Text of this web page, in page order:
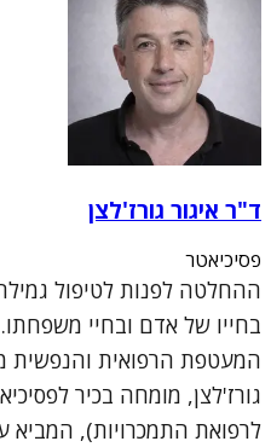
ד"ר איגור גורז'לצן
פסיכיאטר
ההחלטה לפנות לטיפול
בחייו של אדם ובחיי
המעטפת הרפואית והנפשית
גורז'לצן, מומחה בכיר
לרפואת התמכרויות), המביא עמו מעל